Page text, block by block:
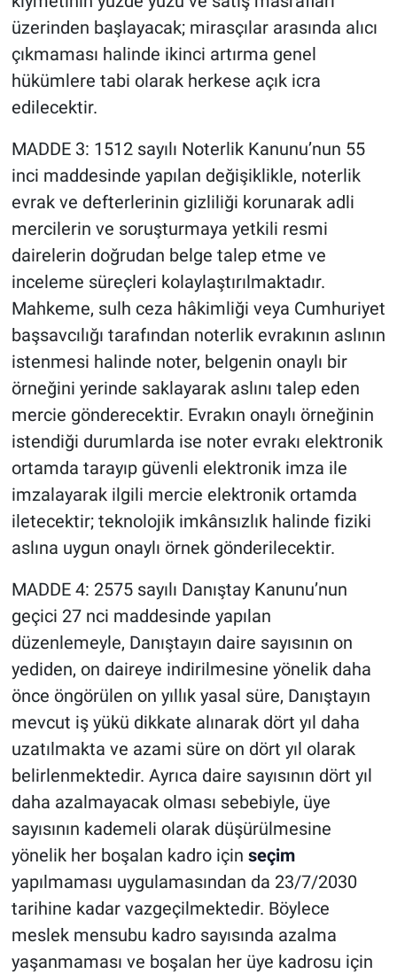
üzerinden başlayacak; mirasçılar arasında alıcı
çıkmaması halinde ikinci artırma genel
hükümlere tabi olarak herkese açık icra
edilecektir.
MADDE 3: 1512 sayılı Noterlik Kanunu’nun 55
inci maddesinde yapılan değişiklikle, noterlik
evrak ve defterlerinin gizliliği korunarak adli
mercilerin ve soruşturmaya yetkili resmi
dairelerin doğrudan belge talep etme ve
inceleme süreçleri kolaylaştırılmaktadır.
Mahkeme, sulh ceza hâkimliği veya Cumhuriyet
başsavcılığı tarafından noterlik evrakının aslının
istenmesi halinde noter, belgenin onaylı bir
örneğini yerinde saklayarak aslını talep eden
mercie gönderecektir. Evrakın onaylı örneğinin
istendiği durumlarda ise noter evrakı elektronik
ortamda tarayıp güvenli elektronik imza ile
imzalayarak ilgili mercie elektronik ortamda
iletecektir; teknolojik imkânsızlık halinde fiziki
aslına uygun onaylı örnek gönderilecektir.
MADDE 4: 2575 sayılı Danıştay Kanunu’nun
geçici 27 nci maddesinde yapılan
düzenlemeyle, Danıştayın daire sayısının on
yediden, on daireye indirilmesine yönelik daha
önce öngörülen on yıllık yasal süre, Danıştayın
mevcut iş yükü dikkate alınarak dört yıl daha
uzatılmakta ve azami süre on dört yıl olarak
belirlenmektedir. Ayrıca daire sayısının dört yıl
daha azalmayacak olması sebebiyle, üye
sayısının kademeli olarak düşürülmesine
yönelik her boşalan kadro için seçim
yapılmaması uygulamasından da 23/7/2030
tarihine kadar vazgeçilmektedir. Böylece
meslek mensubu kadro sayısında azalma
yaşanmaması ve boşalan her üye kadrosu için